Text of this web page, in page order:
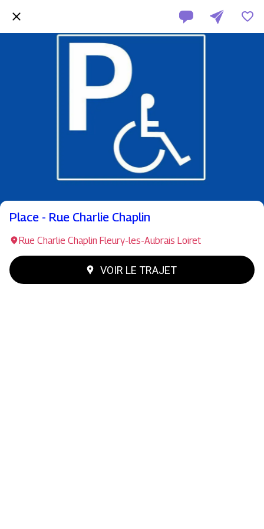
Place - Rue Charlie Chaplin
Rue Charlie Chaplin Fleury-les-Aubrais Loiret
VOIR LE TRAJET